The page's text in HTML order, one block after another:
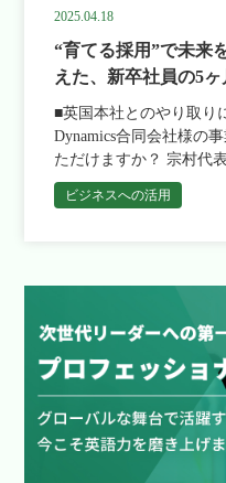
るんだな」と実感しまし
た今、もっとも変化し
か？ 玉木さん：今の話
「ヒアリング力」がか
の話している内容が理
葉の中に知らない単語
することができるよう
そういった成長を実感
海外の取引先との打ち
いるので。それから、
見学や機械の説明を英
すね。 ありがとうござ
ッツに今後期待するこ
ください。 玉木さん：
シーンを想定したプロ
えば「製造現場で必須
れる表現」などです。 改善を求める点は特にありませ
って新たな挑戦に対す
を教えてください。 小
ンセプトには「ワンラ
ランク上のサービスを
す。日本人のお客様だ
気持ちよく帰っていた
という思いが強くあり
いコミュニケーション
した。これからも御社
だければと思っていま
いました。
に救われた」というよ
ね。 佐藤さん：本当に全員言ってましたよね。びっく
りするぐらい。「この
らしかったと思います。 藁科さん：そうですね、「
レーナーのクオリティ
なトレーナーを選定す
良かったということだ
ゃないと実感できない
ります！ 今回、受講
て、アプリの使用時間
しゃいましたね。受講
の働きかけがあったの
研修の前に抱えていた
す。「１日１時間」以
相当のモチベーション
経験からも分かってい
活用して学べる点や、
かったと思います。 フレーズで学ぶことで、少しずつ
ですが、単語だけでな
てきたと思います。オ
より講師陣が日本人で
英語に苦手意識をもつ
ードルはだいぶ下がっ
ちらのレベルに合わせ
うございます。最後に
今回の研修を通じて、
た。従業員一同、寿司
がら、自己研鑽を重ね
だけるお店を目指して
マンレッスンでアウト
て、英語学習をルーテ
はなかったので、トレ
びたいという目的もあ
プリで完結できる点も
た。 成果を教えてください トレーナーがつくことで、
ソナルトレーナープラ
れて毎日の報告をしな
味でプレッシャーにも
習を継続できました。 また、赴任先のアメリカに住む
講師のマンツーマンレ
からはわからない現地
よかったです。 受講後、TOEICを再受験したんです
が、リーディングスピ
ていました。 ポリグロ
2025.04.18
“育てる採用”で未来
えた、新卒社員の5ヶ
■英国本社とのやり取り
Dynamics合同会社様の
ただけますか？ 宗村代
に欠かせないさまざま
材開発・販売をメイン
るのかをもう少し詳し
表：特に昨今はADAS
自動運転の分野での活
の試験・評価をいきな
きませんよね？ そのた
と呼ばれる規格が定め
じたテストで自社製品
ビジネスへの活用